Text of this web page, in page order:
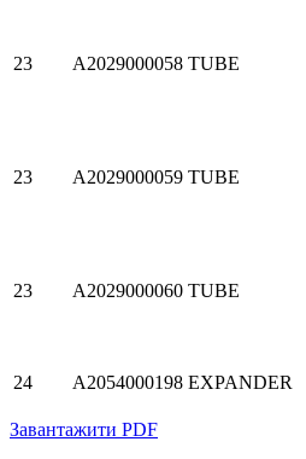
23 A2029000058 TUBE
23 A2029000059 TUBE
23 A2029000060 TUBE
24 A2054000198 EXPANDER
Завантажити PDF